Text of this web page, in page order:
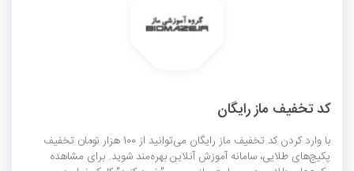
کد تخفیف ماز رایگان
با وارد کردن کد تخفیف ماز رایگان می‌توانید از 100 هزار تومان تخفیف
پکیج‌های طلایی، سامانه آموزش آنلاین بهره‌مند شوید. برای مشاهده